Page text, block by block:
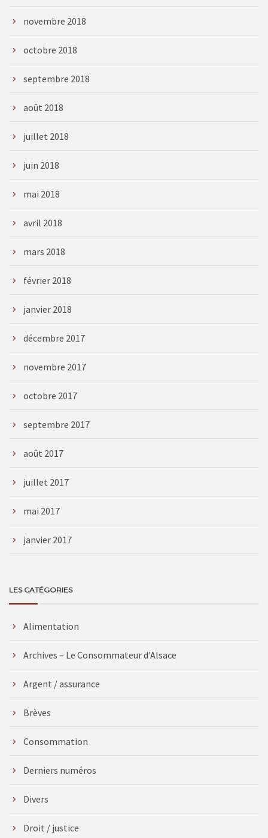
novembre 2018
octobre 2018
septembre 2018
août 2018
juillet 2018
juin 2018
mai 2018
avril 2018
mars 2018
février 2018
janvier 2018
décembre 2017
novembre 2017
octobre 2017
septembre 2017
août 2017
juillet 2017
mai 2017
janvier 2017
LES CATÉGORIES
Alimentation
Archives – Le Consommateur d'Alsace
Argent / assurance
Brèves
Consommation
Derniers numéros
Divers
Droit / justice